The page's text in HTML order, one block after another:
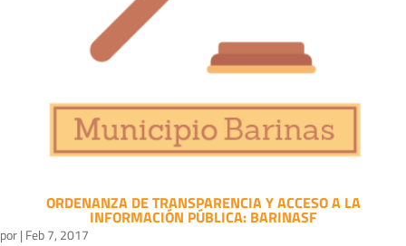
ORDENANZA DE TRANSPARENCIA Y ACCESO A LA
INFORMACIÓN PÚBLICA: BARINASF
por| Feb 7, 2017